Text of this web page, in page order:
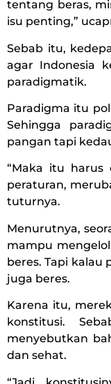
tentang beras,
isu penting,”
Sebab itu,
agar Indonesia
paradigmatik.
Paradigma itu
Sehingga
pangan tapi
“Maka itu harus
peraturan,
tuturnya.
Menurutnya,
mampu
beres. Tapi kalau
juga beres.
Karena itu,
konstitusi.
menyebutkan
dan sehat.